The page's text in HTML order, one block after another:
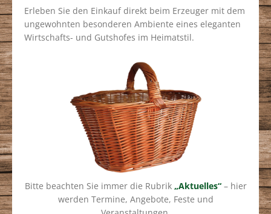
Erleben Sie den Einkauf direkt beim Erzeuger mit dem
ungewohnten besonderen Ambiente eines eleganten
Wirtschafts- und Gutshofes im Heimatstil.
Bitte beachten Sie immer die Rubrik „Aktuelles“– hier
werden Termine, Angebote, Feste und